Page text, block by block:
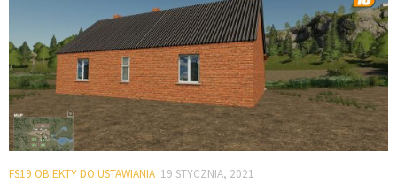
FS19 OBIEKTY DO USTAWIANIA 19 STYCZNIA, 2021